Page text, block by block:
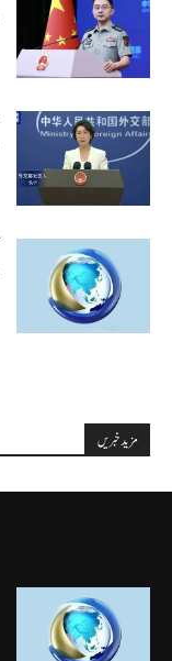
مزید خبریں